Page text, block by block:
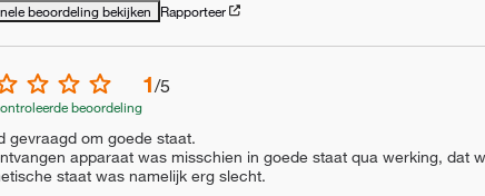
beoordeling bekijken Rapporteer
1/5
beoordeling
gevraagd om goede staat.
apparaat was misschien in goede staat qua werking, dat
staat was namelijk erg slecht.